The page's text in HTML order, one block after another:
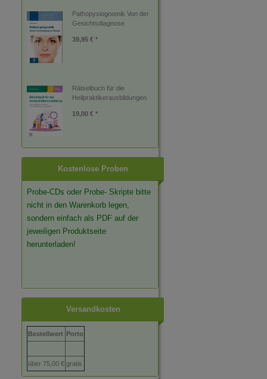
Pathopysiognomik Von der
Gesichtsdiagnose
39,95 € *
Rätselbuch für die
Heilpraktikerausbildungen
19,00 € *
Kostenlose Proben
Probe-CDs oder Probe- Skripte bitte
nicht in den Warenkorb legen,
sondern einfach als PDF auf der
jeweiligen Produktseite
herunterladen!
Versandkosten
Bestellwert Porto
über 75,00 € gratis